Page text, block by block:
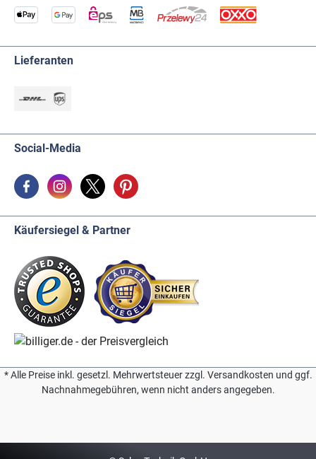
Lieferanten
Social-Media
Käufersiegel & Partner
* Alle Preise inkl. gesetzl. Mehrwertsteuer zzgl. Versandkosten und ggf.
Nachnahmegebühren, wenn nicht anders angegeben.